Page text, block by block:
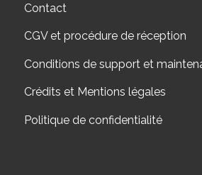
Contact
CGV et procédure de réception
Conditions de support et
Crédits et Mentions légales
Politique de confidentialité